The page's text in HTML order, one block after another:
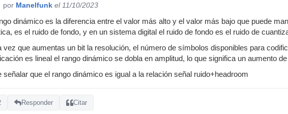
por Manelfunk el 11/10/2023
dinámico es la diferencia entre el valor más alto y el valor más bajo que puede
es el ruido de fondo, y en un sistema digital el ruido de fondo es el ruido de
vez que aumentas un bit la resolución, el número de símbolos disponibles para
es lineal el rango dinámico se dobla en amplitud, lo que significa un aumento
señalar que el rango dinámico es igual a la relación señal ruido+headroom
Responder Citar